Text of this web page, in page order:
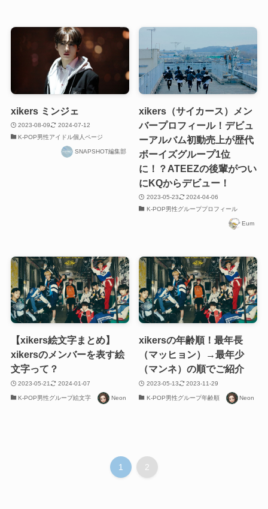
xikers ミンジェ
2023-08-09
2024-07-12
K-POP男性アイドル個人ページ
SNAPSHOT編集部
xikers（サイカース）メン
バープロフィール！デビュ
ーアルバム初動売上が歴代
ボーイズグループ1位
に！？ATEEZの後輩がつい
にKQからデビュー！
2023-05-23
2024-04-06
K-POP男性グループプロフィール
Eum
【xikers絵文字まとめ】
xikersのメンバーを表す絵
文字って？
2023-05-21 2024-01-07
K-POP男性グループ絵文字 Neon
xikersの年齢順！最年長
（マッヒョン）→最年少
（マンネ）の順でご紹介
2023-05-13 2023-11-29
K-POP男性グループ年齢順 Neon
1 2